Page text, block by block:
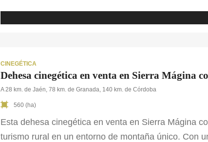
con dispersos bosques de encinas, junto con
CINEGÉTICA
Dehesa cinegética en venta en Sierra Mágina
A 28 km. de Jaén, 78 km. de Granada, 140 km. de Córdoba
560 (ha)
Esta dehesa cinegética en venta en Sierra Mágina
turismo rural en un entorno de montaña único. Con